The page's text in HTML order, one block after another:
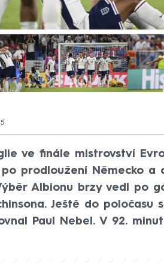
ve finále mistrovství
po prodloužení Německo
Albionu brzy vedl po
Ještě do poločasu
Paul Nebel. V 92.